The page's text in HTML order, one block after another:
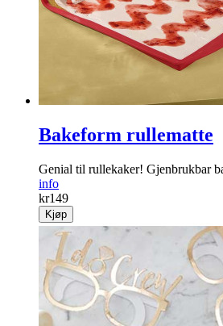
Bakeform rullematte
Genial til rullekaker! Gjenbrukbar
info
kr149
Kjøp